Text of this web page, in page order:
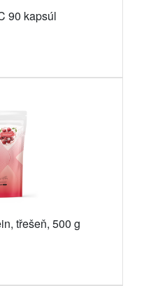
90 kapsúl
třešeň, 500 g